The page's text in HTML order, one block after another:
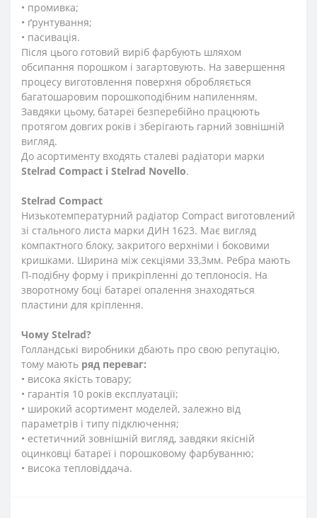
• промивка;
• ґрунтування;
• пасивація.
Після цього готовий виріб фарбують шляхом
обсипання порошком і загартовують. На завершення
процесу виготовлення поверхня обробляється
багатошаровим порошкоподібним напиленням.
Завдяки цьому, батареї безперебійно працюють
протягом довгих років і зберігають гарний зовнішній
вигляд.
До асортименту входять сталеві радіатори марки
Stelrad Compact i Stelrad Novello.
Stelrad Compact
Низькотемпературний радіатор Compact виготовлений
зі стального листа марки ДИН 1623. Має вигляд
компактного блоку, закритого верхніми і боковими
кришками. Ширина між секціями 33,3мм. Ребра мають
П-подібну форму і прикріпленні до теплоносія. На
зворотному боці батареї опалення знаходяться
пластини для кріплення.
Чому Stelrad?
Голландські виробники дбають про свою репутацію,
тому мають ряд переваг:
• висока якість товару;
• гарантія 10 років експлуатації;
• широкий асортимент моделей, залежно від
параметрів і типу підключення;
• естетичний зовнішній вигляд, завдяки якісній
оцинковці батареї і порошковому фарбуванню;
• висока тепловіддача.